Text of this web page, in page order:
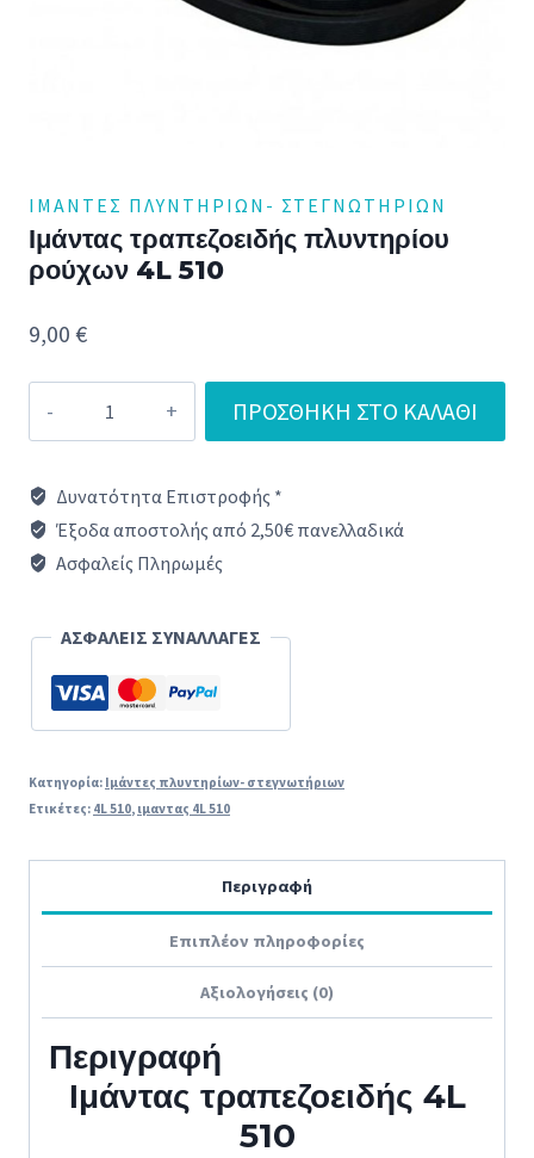
ΙΜΆΝΤΕΣ ΠΛΥΝΤΗΡΊΩΝ- ΣΤΕΓΝΩΤΉΡΙΩΝ
Ιμάντας τραπεζοειδής πλυντηρίου
ρούχων 4L 510
9,00 €
τραπεζοειδής
ρούχων
4L
ποσότητα
ΠΡΟΣΘΉΚΗ ΣΤΟ ΚΑΛΆΘΙ
Δυνατότητα Επιστροφής *
Έξοδα αποστολής από 2,50€ πανελλαδικά
Ασφαλείς Πληρωμές
ΑΣΦΑΛΕΙΣ ΣΥΝΑΛΛΑΓΕΣ
Κατηγορία: Ιμάντες πλυντηρίων- στεγνωτήριων
Ετικέτες: 4L 510, ιμαντας 4L 510
Περιγραφή
Επιπλέον πληροφορίες
Αξιολογήσεις (0)
Περιγραφή
Ιμάντας τραπεζοειδής 4L
510